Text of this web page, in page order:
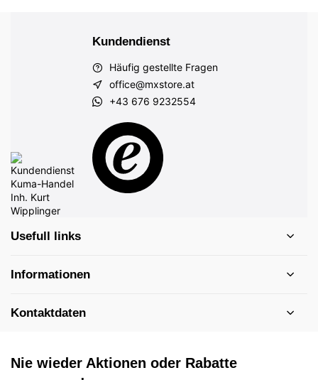
Kundendienst
Häufig gestellte Fragen
office@mxstore.at
+43 676 9232554
Usefull links
Informationen
Kontaktdaten
Nie wieder Aktionen oder Rabatte